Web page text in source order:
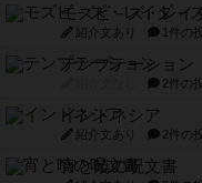
モズビ－ズ・レイ
紹介文あり 1件の
テンプテーション
2件の
インドネシア
紹介文あり 2件の
宵と暁の呪文書